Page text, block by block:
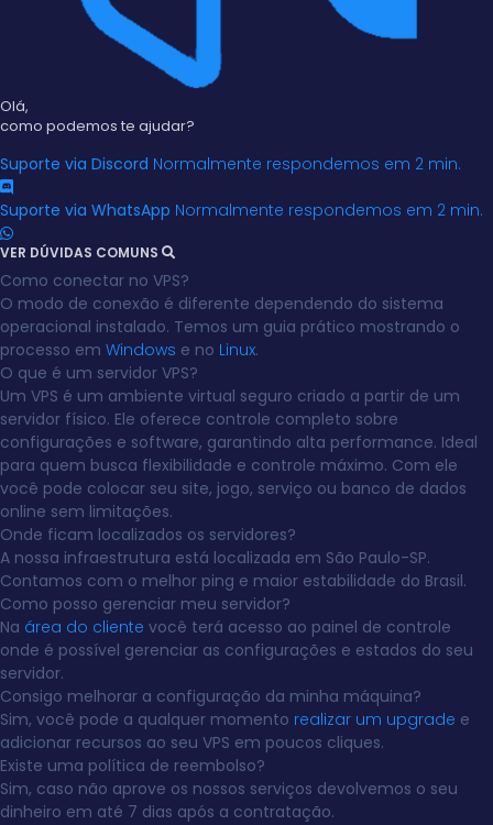
Olá,
como podemos te ajudar?
Suporte via Discord Normalmente respondemos em 2 min.
Suporte via WhatsApp Normalmente respondemos em 2 min.
VER DÚVIDAS COMUNS
Como conectar no VPS?
O modo de conexão é diferente dependendo do sistema
operacional instalado. Temos um guia prático mostrando o
processo em Windows e no Linux.
O que é um servidor VPS?
Um VPS é um ambiente virtual seguro criado a partir de um
servidor físico. Ele oferece controle completo sobre
configurações e software, garantindo alta performance. Ideal
para quem busca flexibilidade e controle máximo. Com ele
você pode colocar seu site, jogo, serviço ou banco de dados
online sem limitações.
Onde ficam localizados os servidores?
A nossa infraestrutura está localizada em São Paulo-SP.
Contamos com o melhor ping e maior estabilidade do Brasil.
Como posso gerenciar meu servidor?
Na área do cliente você terá acesso ao painel de controle
onde é possível gerenciar as configurações e estados do seu
servidor.
Consigo melhorar a configuração da minha máquina?
Sim, você pode a qualquer momento realizar um upgrade e
adicionar recursos ao seu VPS em poucos cliques.
Existe uma política de reembolso?
Sim, caso não aprove os nossos serviços devolvemos o seu
dinheiro em até 7 dias após a contratação.